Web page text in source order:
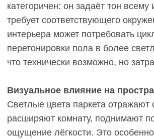
лака или масла тоже светлая. Даже если
глаза. Для семей с активными детьми, собаками
или частыми перемещениями мебели это
Визуальное расширение пространства.
низкими потолками (2,5–2,7 м), узких коридорах
или комнатах с окнами на север светлый пол
освещения. В сочетании со светлыми стенами
эффект усиливается: помещение кажется на 10–